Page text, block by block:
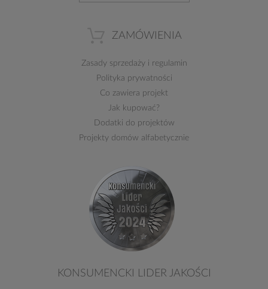
ZAMÓWIENIA
Zasady sprzedażyi regulamin
Polityka prywatności
Co zawiera projekt
Jak kupować?
Dodatki do projektów
Projekty domów alfabetycznie
KONSUMENCKI LIDER JAKOŚCI